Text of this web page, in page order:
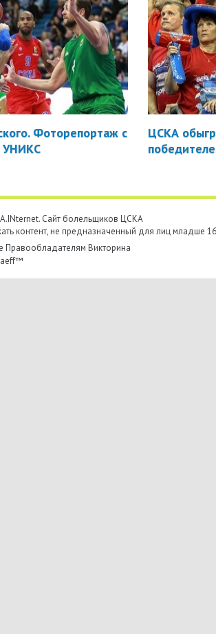
Фоторепортаж с
УНИКС
ЦСКА
Cайт болельщиков ЦСКА
контент, не предназначенный для лиц младше
Правообладателям Викторина